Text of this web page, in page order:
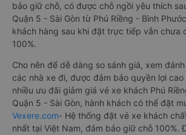
bảo giữ chỗ, có được chỗ ngồi yêu thích
Quận 5 - Sài Gòn từ Phú Riềng - Bình
khách hàng sau khi đặt trực tiếp vẫn chưa
100%.
Cho nên để dễ dàng so sánh giá, xem
các nhà xe đi, được đảm bảo quyền lợi
nhiều ưu đãi giảm giá vé xe khách Phú
Quận 5 - Sài Gòn, hành khách có thể đặt
Vexere.com- Hệ thống đặt vé xe khách
nhất tại Việt Nam, đảm bảo giữ chỗ 100%.